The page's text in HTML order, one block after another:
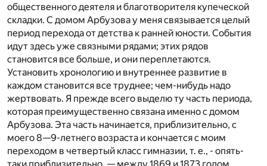
общественного деятеля и благотворителя купеческой
складки. С домом Арбузова у меня связывается целый
период перехода от детства к ранней юности. События
идут здесь уже связными рядами; этих рядов
становится все больше, и они переплетаются.
Установить хронологию и внутреннее развитие в
каждом становится все труднее; чем-нибудь надо
жертвовать. Я прежде всего выделю ту часть периода,
которая преимущественно связана именно с домом
Арбузова. Эта часть начинается, приблизительно, с
моего 8—9-летнего возраста и кончается с моим
переходом в четвертый класс гимназии, т. е., - опять-